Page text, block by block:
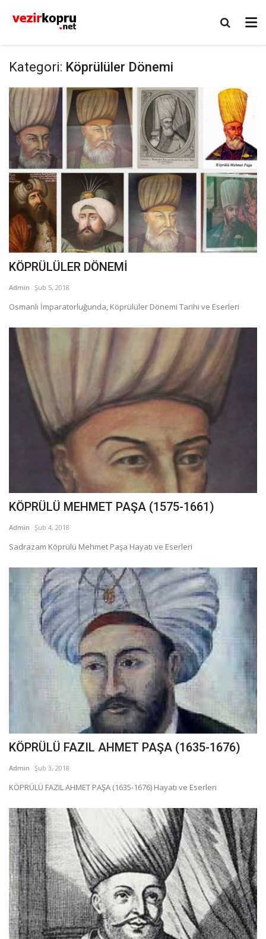
Kategori: Köprülüler Dönemi
KÖPRÜLÜLER DÖNEMİ
Admin Şub 5, 2018
Osmanlı İmparatorluğunda, Köprülüler Dönemi Tarihi ve Eserleri
KÖPRÜLÜ MEHMET PAŞA (1575-1661)
Admin Şub 4, 2018
Sadrazam Köprülü Mehmet Paşa Hayatı ve Eserleri
KÖPRÜLÜ FAZIL AHMET PAŞA (1635-1676)
Admin Şub 3, 2018
KÖPRÜLÜ FAZIL AHMET PAŞA (1635-1676) Hayatı ve Eserleri